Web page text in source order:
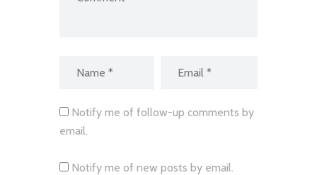
Notify me of follow-up comments by
email.
Notify me of new posts by email.